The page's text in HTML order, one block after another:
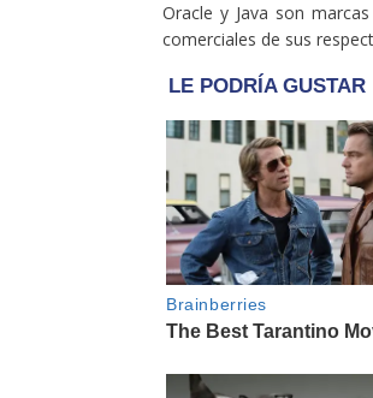
Oracle y Java son
comerciales de sus